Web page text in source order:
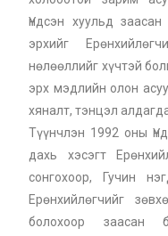
Үндсэн хуульд
эрхийг
нөлөөллийг хүчтэй
эрх мэдлийн олон
хяналт, тэнцэл
Түүнчлэн 1992 оны
дахь хэсэгт
сонгохоор, Гучин
Ерөнхийлөгчийг
болохоор заасан